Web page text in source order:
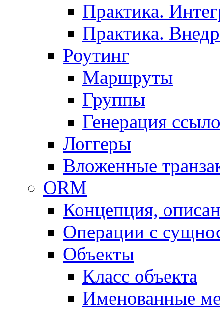
Практика.
Практика.
Роутинг
Маршруты
Группы
Генерация
Логгеры
Вложенные
ORM
Концепция,
Операции с
Объекты
Класс объекта
Именованные